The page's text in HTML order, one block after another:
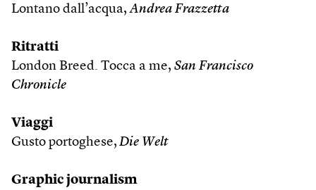
Lontano dall’acqua,Andrea Frazzetta
Ritratti
London Breed. Tocca a me, San Francisco
Chronicle
Viaggi
Gusto portoghese, Die Welt
Graphic journalism